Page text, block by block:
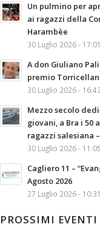
Un pulmino per
ai ragazzi della
Harambèe
30 Luglio 2026 - 17:01
A don Giuliano
premio
30 Luglio 2026 - 16:43
Mezzo secolo
giovani, a Bra i 50
ragazzi salesiana
30 Luglio 2026 - 11:05
Cagliero 11 –
Agosto 2026
27 Luglio 2026 - 10:31
PROSSIMI EVENTI